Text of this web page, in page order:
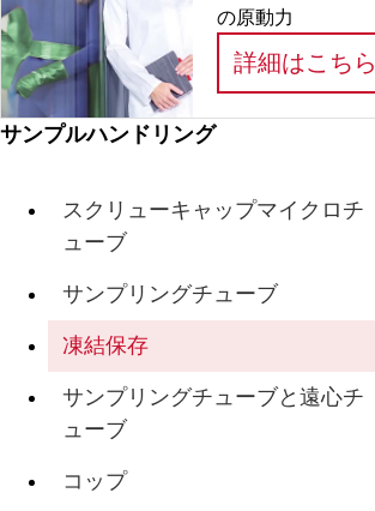
サンプルハンドリング
スクリューキャップマイクロチ
ューブ
サンプリングチューブ
凍結保存
サンプリングチューブと遠心チ
ューブ
コップ
の原動力
詳細はこちら